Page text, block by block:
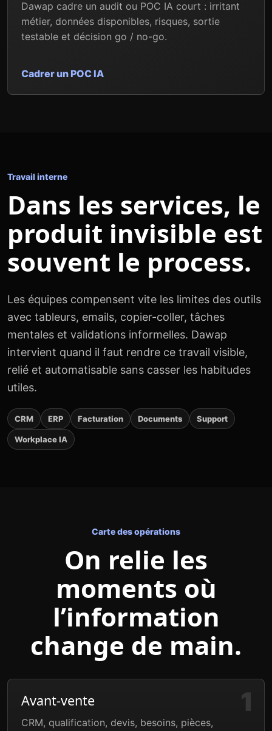
Dawap cadre un audit ou POC IA court : irritant
métier, données disponibles, risques, sortie
testable et décision go / no-go.
Cadrer un POC IA
Travail interne
Dans les services, le
produit invisible est
souvent le process.
Les équipes compensent vite les limites des outils
avec tableurs, emails, copier-coller, tâches
mentales et validations informelles. Dawap
intervient quand il faut rendre ce travail visible,
relié et automatisable sans casser les habitudes
utiles.
CRM ERP Facturation Documents Support
Workplace IA
Carte des opérations
On relie les
moments où
l’information
change de main.
Avant-vente
CRM, qualification, devis, besoins, pièces,